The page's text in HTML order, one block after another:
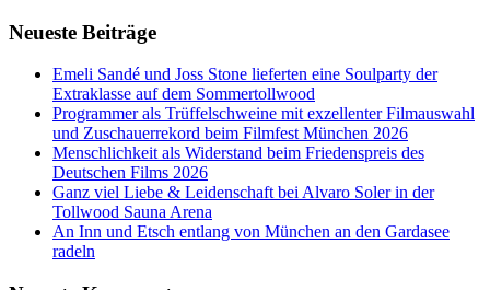
Neueste Beiträge
Emeli Sandé und Joss Stone lieferten eine Soulparty der
Extraklasse auf dem Sommertollwood
Programmer als Trüffelschweine mit exzellenter Filmauswahl
und Zuschauerrekord beim Filmfest München 2026
Menschlichkeit als Widerstand beim Friedenspreis des
Deutschen Films 2026
Ganz viel Liebe & Leidenschaft bei Alvaro Soler in der
Tollwood Sauna Arena
An Inn und Etsch entlang von München an den Gardasee
radeln